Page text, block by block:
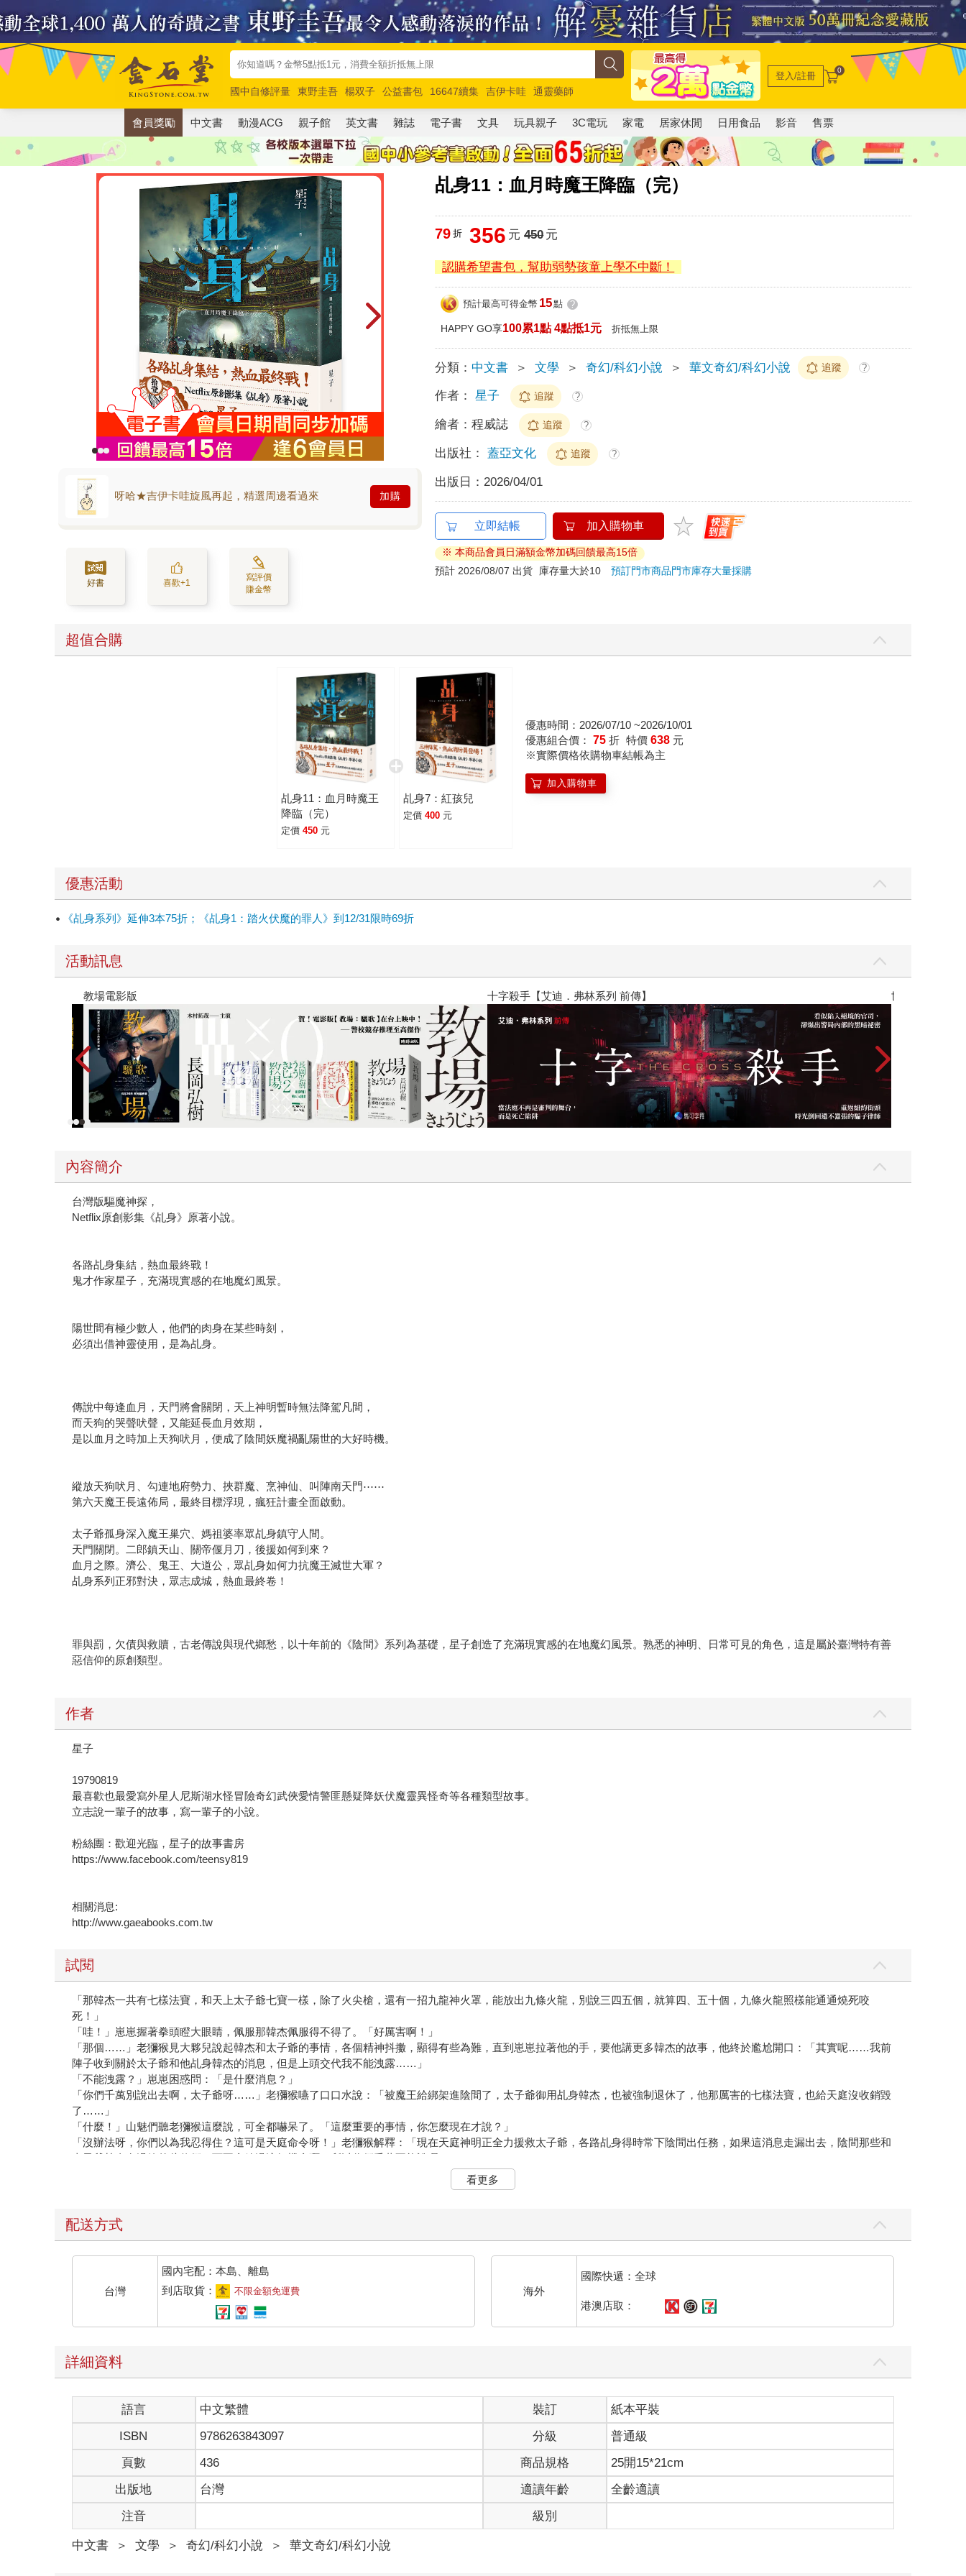
國中自修評量 東野圭吾 楊双子 公益書包 16647續集 吉伊卡哇
通靈藥師
唯紅花綻放
奧德賽 路邊攤新作 馬斯克 玩具總動員5 超慢跑
登入/註冊 0
會員獎勵 中文書 動漫ACG 親子館 英文書 雜誌 電子書 文具 玩具親子 3C電玩 家電 居家休閒 日用食品 影音 售票
乩身11：血月時魔王降臨（完）
呀哈★吉伊卡哇旋風再起，精選周邊看過來 加購
好書 喜歡+1
寫評價
賺金幣
79 折 356 元 450元
認購希望書包，幫助弱勢孩童上學不中斷！
預計最高可得金幣 15點 ?
HAPPY GO享100累1點 4點抵1元 折抵無上限
分類： 中文書 ＞ 文學 ＞ 奇幻/科幻小說 ＞ 華文奇幻/科幻小說 追蹤 ?
作者： 星子 追蹤 ?
繪者：程威誌 追蹤 ?
出版社： 蓋亞文化 追蹤 ?
出版日： 2026/04/01
立即結帳 加入購物車
※ 本商品會員日滿額金幣加碼回饋最高15倍
預計 2026/08/07 出貨
庫存量大於10預訂門市商品門市庫存大量採購
超值合購
乩身11：血月時魔王
降臨（完）
定價 450 元
乩身7：紅孩兒
定價 400 元
優惠時間：2026/07/10 ~2026/10/01
優惠組合價： 75 折 特價 638 元
※實際價格依購物車結帳為主
加入購物車
優惠活動
《乩身系列》延伸3本75折；《乩身1：踏火伏魔的罪人》到12/31限時69折
活動訊息
教場電影版 十字殺手【艾迪．弗林系列 前傳】 世界上最透明
內容簡介
台灣版驅魔神探，
Netflix原創影集《乩身》原著小說。
各路乩身集結，熱血最終戰！
鬼才作家星子，充滿現實感的在地魔幻風景。
陽世間有極少數人，他們的肉身在某些時刻，
必須出借神靈使用，是為乩身。
傳說中每逢血月，天門將會關閉，天上神明暫時無法降駕凡間，
而天狗的哭聲吠聲，又能延長血月效期，
是以血月之時加上天狗吠月，便成了陰間妖魔禍亂陽世的大好時機。
縱放天狗吠月、勾連地府勢力、挾群魔、烹神仙、叫陣南天門⋯⋯
第六天魔王長遠佈局，最終目標浮現，瘋狂計畫全面啟動。
太子爺孤身深入魔王巢穴、媽祖婆率眾乩身鎮守人間。
天門關閉。二郎鎮天山、關帝偃月刀，後援如何到來？
血月之際。濟公、鬼王、大道公，眾乩身如何力抗魔王滅世大軍？
乩身系列正邪對決，眾志成城，熱血最終卷！
罪與罰，欠債與救贖，古老傳說與現代鄉愁，以十年前的《陰間》系列為基礎，星子創造了充滿現實感的在地魔幻風景。熟悉的神明、日常可見的角色，這是屬於臺灣特有善
惡信仰的原創類型。
作者
星子
19790819
最喜歡也最愛寫外星人尼斯湖水怪冒險奇幻武俠愛情警匪懸疑降妖伏魔靈異怪奇等各種類型故事。
立志說一輩子的故事，寫一輩子的小說。
粉絲團：歡迎光臨，星子的故事書房
https://www.facebook.com/teensy819
相關消息:
http://www.gaeabooks.com.tw
試閱
「那韓杰一共有七樣法寶，和天上太子爺七寶一樣，除了火尖槍，還有一招九龍神火罩，能放出九條火龍，別說三四五個，就算四、五十個，九條火龍照樣能通通燒死咬
死！」
「哇！」崽崽握著拳頭瞪大眼睛，佩服那韓杰佩服得不得了。「好厲害啊！」
「那個……」老獼猴見大夥兒說起韓杰和太子爺的事情，各個精神抖擻，顯得有些為難，直到崽崽拉著他的手，要他講更多韓杰的故事，他終於尷尬開口：「其實呢……我前
陣子收到關於太子爺和他乩身韓杰的消息，但是上頭交代我不能洩露……」
「不能洩露？」崽崽困惑問：「是什麼消息？」
「你們千萬別說出去啊，太子爺呀……」老獼猴嚥了口口水說：「被魔王給綁架進陰間了，太子爺御用乩身韓杰，也被強制退休了，他那厲害的七樣法寶，也給天庭沒收銷毀
了……」
「什麼！」山魅們聽老獼猴這麼說，可全都嚇呆了。「這麼重要的事情，你怎麼現在才說？」
「沒辦法呀，你們以為我忍得住？這可是天庭命令呀！」老獼猴解釋：「現在天庭神明正全力援救太子爺，各路乩身得時常下陰間出任務，如果這消息走漏出去，陰間那些和
太子爺乩身有過節的傢伙們，可不會放過這好機會啊，所以你們千萬不能說喔！」
看更多
配送方式
台灣
國內宅配：本島、離島
到店取貨：
不限金額免運費 海外
國際快遞：全球
港澳店取：
詳細資料
語言 中文繁體 裝訂
紙本平裝
ISBN
9786263843097 分級
普通級
頁數
436 商品規格
25開15*21cm
出版地
台灣 適讀年齡
全齡適讀
注音
級別
中文書 ＞ 文學 ＞ 奇幻/科幻小說 ＞ 華文奇幻/科幻小說